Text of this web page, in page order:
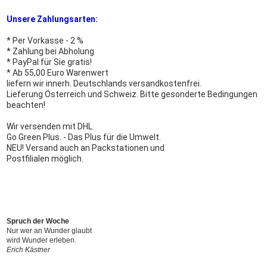
Unsere Zahlungsarten:
* Per Vorkasse - 2 %
* Zahlung bei Abholung
* PayPal für Sie gratis!
* Ab 55,00 Euro Warenwert
liefern wir innerh. Deutschlands versandkostenfrei.
Lieferung Österreich und Schweiz. Bitte gesonderte Bedingungen
beachten!
Wir versenden mit DHL
Go Green Plus. - Das Plus für die Umwelt.
NEU! Versand auch an Packstationen und
Postfilialen möglich.
Spruch der Woche
Nur wer an Wunder glaubt
wird Wunder erleben.
Erich Kästner